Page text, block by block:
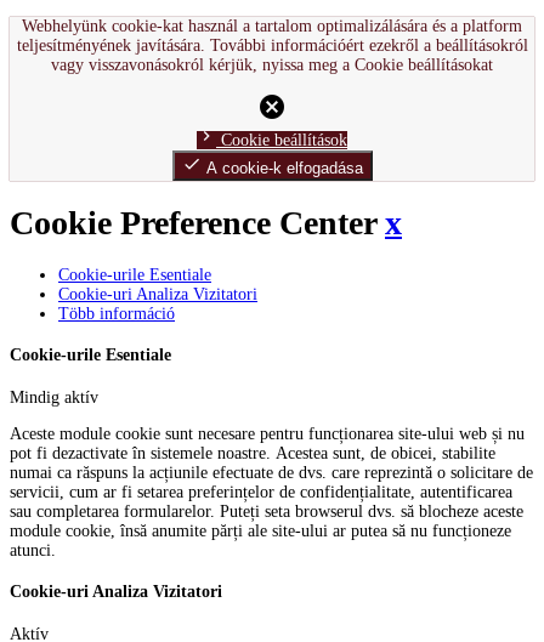
Webhelyünk cookie-kat használ a tartalom optimalizálására és a platform
teljesítményének javítására. További információért ezekről a beállításokról
vagy visszavonásokról kérjük, nyissa meg a Cookie beállításokat
cancel
chevron_right Cookie beállítások
done A cookie-k elfogadása
Cookie Preference Centerx
Cookie-urile Esentiale
Cookie-uri Analiza Vizitatori
Több információ
Cookie-urile Esentiale
Mindig aktív
Aceste module cookie sunt necesare pentru funcționarea site-ului web și nu
pot fi dezactivate în sistemele noastre. Acestea sunt, de obicei, stabilite
numai ca răspuns la acțiunile efectuate de dvs. care reprezintă o solicitare de
servicii, cum ar fi setarea preferințelor de confidențialitate, autentificarea
sau completarea formularelor. Puteți seta browserul dvs. să blocheze aceste
module cookie, însă anumite părți ale site-ului ar putea să nu funcționeze
atunci.
Cookie-uri Analiza Vizitatori
Aktív